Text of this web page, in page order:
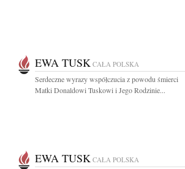
EWA TUSK CAŁA POLSKA
Serdeczne wyrazy współczucia z powodu śmierci
Matki Donaldowi Tuskowi i Jego Rodzinie...
EWA TUSK CAŁA POLSKA